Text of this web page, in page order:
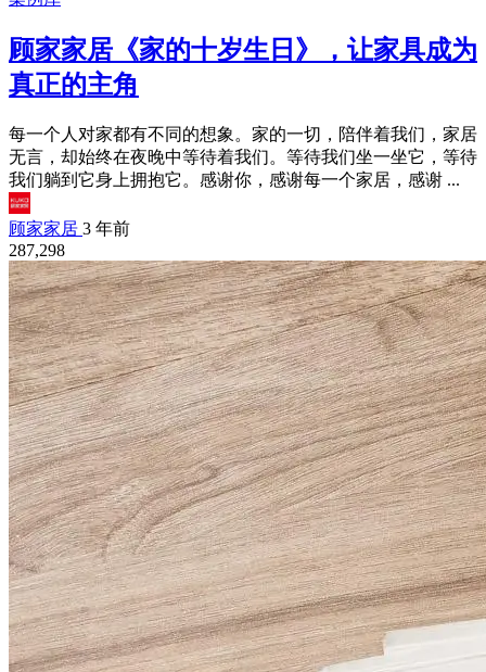
顾家家居《家的十岁生日》，让家具成为
真正的主角
每一个人对家都有不同的想象。家的一切，陪伴着我们，家居
无言，却始终在夜晚中等待着我们。等待我们坐一坐它，等待
我们躺到它身上拥抱它。感谢你，感谢每一个家居，感谢 ...
顾家家居 3 年前
287,298